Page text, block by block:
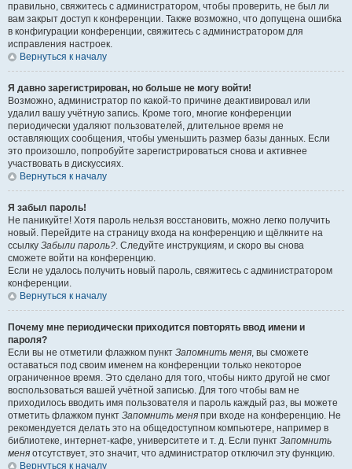
правильно, свяжитесь с администратором, чтобы проверить, не был ли
вам закрыт доступ к конференции. Также возможно, что допущена ошибка
в конфигурации конференции, свяжитесь с администратором для
исправления настроек.
Вернуться к началу
Я давно зарегистрирован, но больше не могу войти!
Возможно, администратор по какой-то причине деактивировал или
удалил вашу учётную запись. Кроме того, многие конференции
периодически удаляют пользователей, длительное время не
оставляющих сообщения, чтобы уменьшить размер базы данных. Если
это произошло, попробуйте зарегистрироваться снова и активнее
участвовать в дискуссиях.
Вернуться к началу
Я забыл пароль!
Не паникуйте! Хотя пароль нельзя восстановить, можно легко получить
новый. Перейдите на страницу входа на конференцию и щёлкните на
ссылку Забыли пароль?. Следуйте инструкциям, и скоро вы снова
сможете войти на конференцию.
Если не удалось получить новый пароль, свяжитесь с администратором
конференции.
Вернуться к началу
Почему мне периодически приходится повторять ввод имени и
пароля?
Если вы не отметили флажком пункт Запомнить меня, вы сможете
оставаться под своим именем на конференции только некоторое
ограниченное время. Это сделано для того, чтобы никто другой не смог
воспользоваться вашей учётной записью. Для того чтобы вам не
приходилось вводить имя пользователя и пароль каждый раз, вы можете
отметить флажком пункт Запомнить меня при входе на конференцию. Не
рекомендуется делать это на общедоступном компьютере, например в
библиотеке, интернет-кафе, университете и т. д. Если пункт Запомнить
меня отсутствует, это значит, что администратор отключил эту функцию.
Вернуться к началу